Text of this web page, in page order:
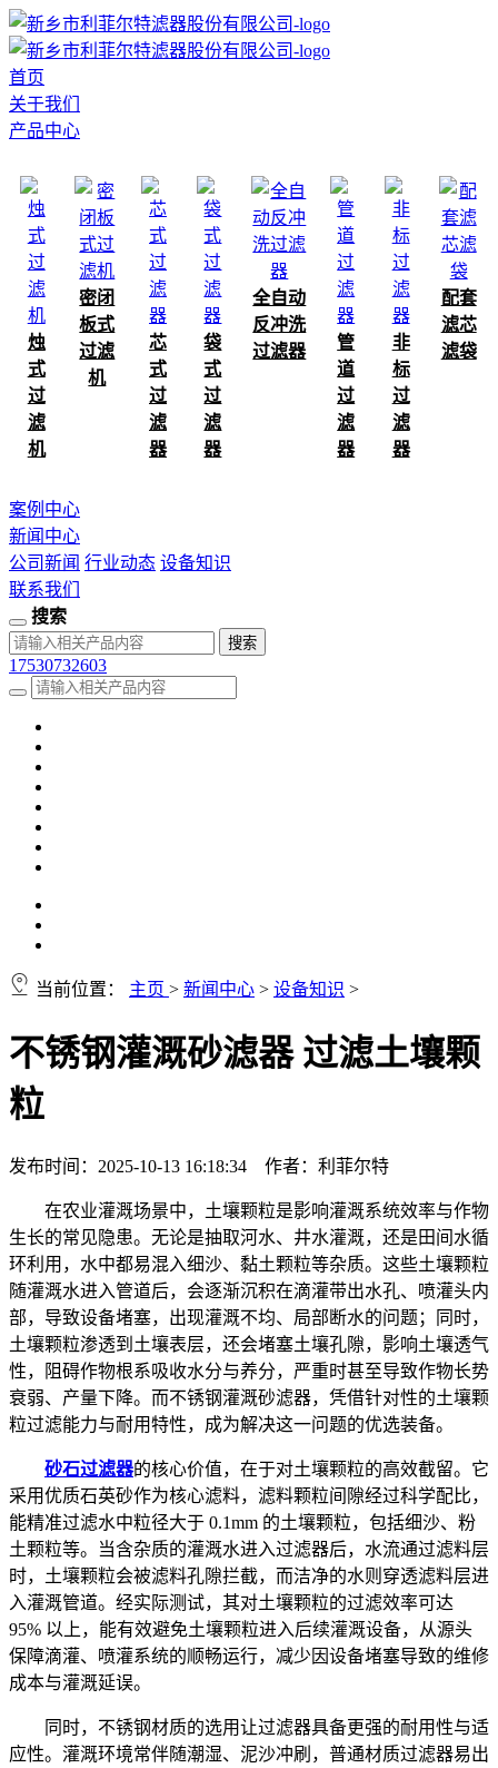
首页
关于我们
产品中心
烛
式
过
滤
机
密闭
板式
过滤
机
芯
式
过
滤
器
袋
式
过
滤
器
全自动
反冲洗
过滤器
管
道
过
滤
器
非
标
过
滤
器
配套
滤芯
滤袋
案例中心
新闻中心
公司新闻 行业动态 设备知识
联系我们
搜索
17530732603
当前位置： 主页 > 新闻中心 > 设备知识 >
不锈钢灌溉砂滤器 过滤土壤颗
粒
发布时间：2025-10-13 16:18:34 作者：利菲尔特
在农业灌溉场景中，土壤颗粒是影响灌溉系统效率与作物
生长的常见隐患。无论是抽取河水、井水灌溉，还是田间水循
环利用，水中都易混入细沙、黏土颗粒等杂质。这些土壤颗粒
随灌溉水进入管道后，会逐渐沉积在滴灌带出水孔、喷灌头内
部，导致设备堵塞，出现灌溉不均、局部断水的问题；同时，
土壤颗粒渗透到土壤表层，还会堵塞土壤孔隙，影响土壤透气
性，阻碍作物根系吸收水分与养分，严重时甚至导致作物长势
衰弱、产量下降。而不锈钢灌溉砂滤器，凭借针对性的土壤颗
粒过滤能力与耐用特性，成为解决这一问题的优选装备。
砂石过滤器的核心价值，在于对土壤颗粒的高效截留。它
采用优质石英砂作为核心滤料，滤料颗粒间隙经过科学配比，
能精准过滤水中粒径大于 0.1mm 的土壤颗粒，包括细沙、粉
土颗粒等。当含杂质的灌溉水进入过滤器后，水流通过滤料层
时，土壤颗粒会被滤料孔隙拦截，而洁净的水则穿透滤料层进
入灌溉管道。经实际测试，其对土壤颗粒的过滤效率可达
95% 以上，能有效避免土壤颗粒进入后续灌溉设备，从源头
保障滴灌、喷灌系统的顺畅运行，减少因设备堵塞导致的维修
成本与灌溉延误。
同时，不锈钢材质的选用让过滤器具备更强的耐用性与适
应性。灌溉环境常伴随潮湿、泥沙冲刷，普通材质过滤器易出